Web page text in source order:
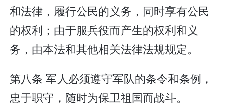
和法律，履行公民的义务，同时享有公民
的权利；由于服兵役而产生的权利和义
务，由本法和其他相关法律法规规定。
第八条 军人必须遵守军队的条令和条例，
忠于职守，随时为保卫祖国而战斗。